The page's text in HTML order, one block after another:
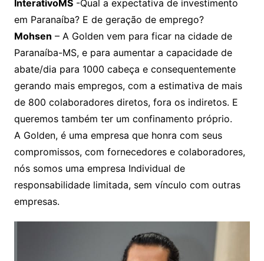
InterativoMS-Qual a expectativa de investimento
em Paranaíba? E de geração de emprego?
Mohsen – A Golden vem para ficar na cidade de
Paranaíba-MS, e para aumentar a capacidade de
abate/dia para 1000 cabeça e consequentemente
gerando mais empregos, com a estimativa de mais
de 800 colaboradores diretos, fora os indiretos. E
queremos também ter um confinamento próprio.
A Golden, é uma empresa que honra com seus
compromissos, com fornecedores e colaboradores,
nós somos uma empresa Individual de
responsabilidade limitada, sem vínculo com outras
empresas.